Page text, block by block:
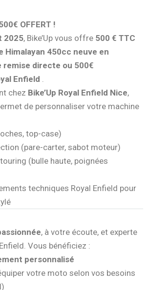
OFFERT !
2025, Bike’Up vous offre 500 € TTC
Himalayan 450cc neuve en
remise directe ou 500€
Enfield .
chez Bike’Up Royal Enfield Nice,
de personnaliser votre machine
top-case)
(pare-carter, sabot moteur)
(bulle haute, poignées
techniques Royal Enfield pour
, à votre écoute, et experte
Vous bénéficiez :
personnalisé
votre moto selon vos besoins